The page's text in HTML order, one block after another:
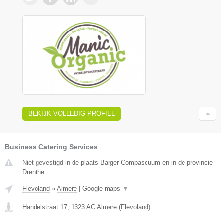
BEKIJK VOLLEDIG PROFIEL
Business Catering Services
Niet gevestigd in de plaats Barger Compascuum en in de provincie
Drenthe.
Flevoland » Almere | Google maps ▼
Handelstraat 17 1323 AC Almere (Flevoland)